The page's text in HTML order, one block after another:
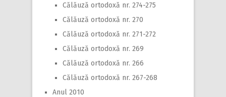
Călăuză ortodoxă nr. 274-275
Călăuză ortodoxă nr. 270
Călăuză ortodoxă nr. 271-272
Călăuză ortodoxă nr. 269
Călăuză ortodoxă nr. 266
Călăuză ortodoxă nr. 267-268
Anul 2010